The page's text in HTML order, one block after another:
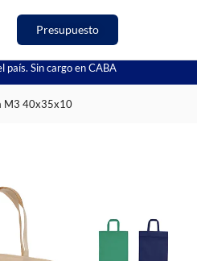
Presupuesto
país. Sin cargo en CABA
M3 40x35x10